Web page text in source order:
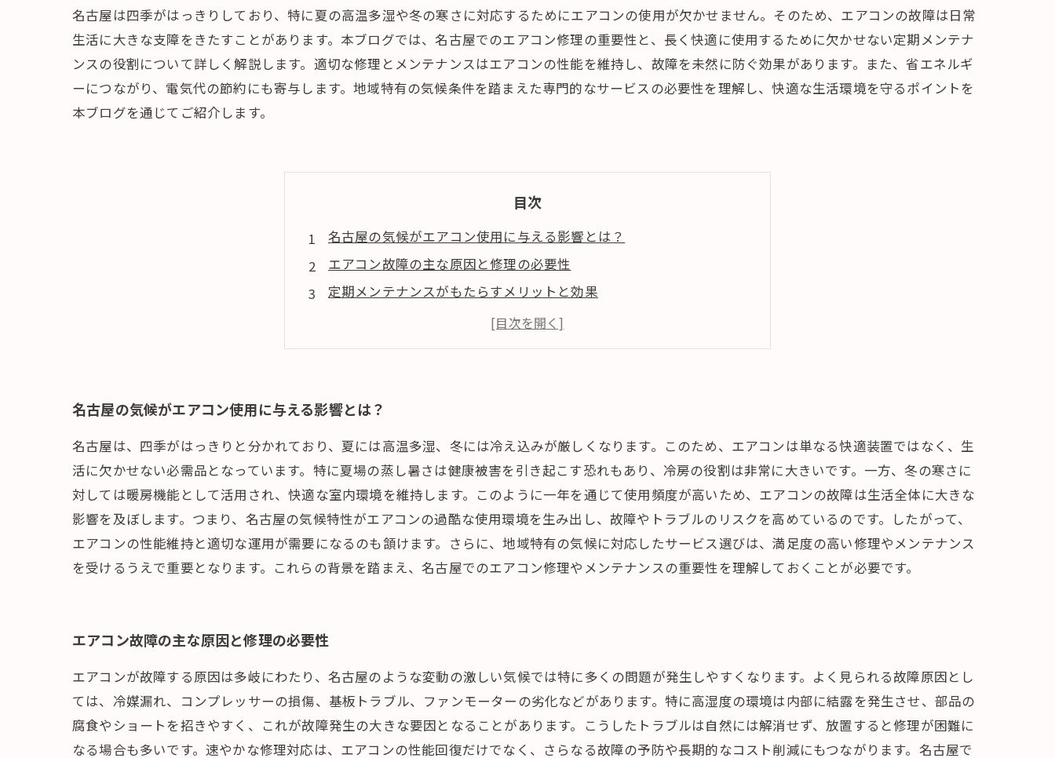
名古屋は四季がはっきりしており、特に夏の高温多湿や冬の寒さに対応するためにエアコンの使用が欠かせません。そのため、エアコンの故障は日常
生活に大きな支障をきたすことがあります。本ブログでは、名古屋でのエアコン修理の重要性と、長く快適に使用するために欠かせない定期メンテナ
ンスの役割について詳しく解説します。適切な修理とメンテナンスはエアコンの性能を維持し、故障を未然に防ぐ効果があります。また、省エネルギ
ーにつながり、電気代の節約にも寄与します。地域特有の気候条件を踏まえた専門的なサービスの必要性を理解し、快適な生活環境を守るポイントを
本ブログを通じてご紹介します。
目次
名古屋の気候がエアコン使用に与える影響とは？
エアコン故障の主な原因と修理の必要性
定期メンテナンスがもたらすメリットと効果
専門業者選びのポイントと地域密着サービスの重要性
まとめ：名古屋で快適にエアコンを使い続けるために重要なポイント
名古屋の気候がエアコン使用に与える影響とは？
名古屋は、四季がはっきりと分かれており、夏には高温多湿、冬には冷え込みが厳しくなります。このため、エアコンは単なる快適装置ではなく、生
活に欠かせない必需品となっています。特に夏場の蒸し暑さは健康被害を引き起こす恐れもあり、冷房の役割は非常に大きいです。一方、冬の寒さに
対しては暖房機能として活用され、快適な室内環境を維持します。このように一年を通じて使用頻度が高いため、エアコンの故障は生活全体に大きな
影響を及ぼします。つまり、名古屋の気候特性がエアコンの過酷な使用環境を生み出し、故障やトラブルのリスクを高めているのです。したがって、
エアコンの性能維持と適切な運用が需要になるのも頷けます。さらに、地域特有の気候に対応したサービス選びは、満足度の高い修理やメンテナンス
を受けるうえで重要となります。これらの背景を踏まえ、名古屋でのエアコン修理やメンテナンスの重要性を理解しておくことが必要です。
エアコン故障の主な原因と修理の必要性
エアコンが故障する原因は多岐にわたり、名古屋のような変動の激しい気候では特に多くの問題が発生しやすくなります。よく見られる故障原因とし
ては、冷媒漏れ、コンプレッサーの損傷、基板トラブル、ファンモーターの劣化などがあります。特に高湿度の環境は内部に結露を発生させ、部品の
腐食やショートを招きやすく、これが故障発生の大きな要因となることがあります。こうしたトラブルは自然には解消せず、放置すると修理が困難に
なる場合も多いです。速やかな修理対応は、エアコンの性能回復だけでなく、さらなる故障の予防や長期的なコスト削減にもつながります。名古屋で